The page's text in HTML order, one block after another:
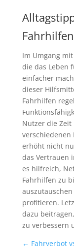
Fahrhilfen
Im Umgang
die das Leben
einfacher
dieser
Fahrhilfen
Nutzer die
verschiedenen
erhöht nicht
das Vertrauen
es hilfreich,
Fahrhilfen zu
profitieren.
dazu
zu verbessern
← Fahrverbot